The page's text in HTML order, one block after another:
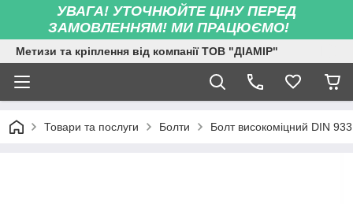
УВАГА! УТОЧНЮЙТЕ ЦІНУ ПЕРЕД
ЗАМОВЛЕННЯМ! МИ ПРАЦЮЄМО!
Метизи та кріплення від компанії ТОВ "ДІАМІР"
Товари та послуги Болти Болт високоміцний DIN